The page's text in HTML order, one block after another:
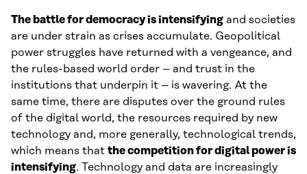
The battle for democracy is intensifying and societies
are under strain as crises accumulate. Geopolitical
power struggles have returned with a vengeance, and
the rules-based world order – and trust in the
institutions that underpin it – is wavering. At the
same time, there are disputes over the ground rules
of the digital world, the resources required by new
technology and, more generally, technological trends,
which means that the competition for digital power is
intensifying. Technology and data are increasingly